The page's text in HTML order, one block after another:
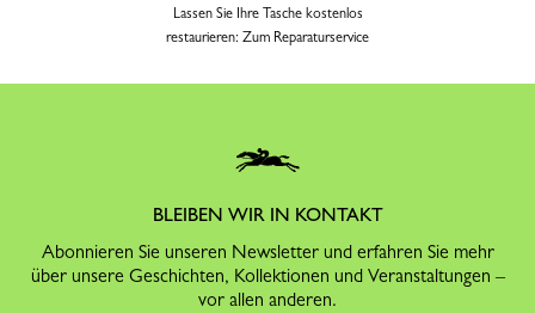
Lassen Sie Ihre Tasche kostenlos
restaurieren: Zum Reparaturservice
BLEIBEN WIR IN KONTAKT
Abonnieren Sie unseren Newsletter und erfahren Sie mehr
über unsere Geschichten, Kollektionen und Veranstaltungen –
vor allen anderen.